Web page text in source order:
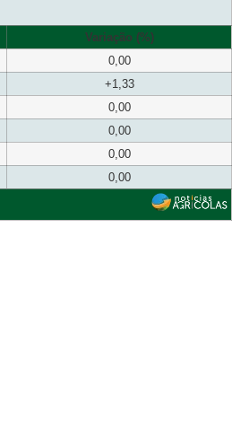
Variação (%)
0,00
+1,33
0,00
0,00
0,00
0,00